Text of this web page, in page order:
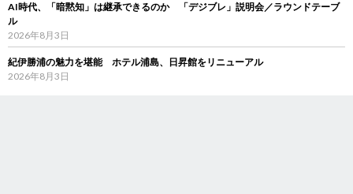
AI時代、「暗黙知」は継承できるのか 「デジブレ」説明会／ラウンドテーブ
ル
2026年8月3日
紀伊勝浦の魅力を堪能 ホテル浦島、日昇館をリニューアル
2026年8月3日